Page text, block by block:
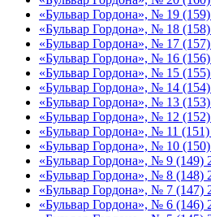
«Бульвар Гордона», № 19
«Бульвар Гордона», № 18
«Бульвар Гордона», № 17
«Бульвар Гордона», № 16
«Бульвар Гордона», № 15
«Бульвар Гордона», № 14
«Бульвар Гордона», № 13
«Бульвар Гордона», № 12
«Бульвар Гордона», № 11
«Бульвар Гордона», № 10
«Бульвар Гордона», № 9 (149)
«Бульвар Гордона», № 8 (148)
«Бульвар Гордона», № 7 (147)
«Бульвар Гордона», № 6 (146)